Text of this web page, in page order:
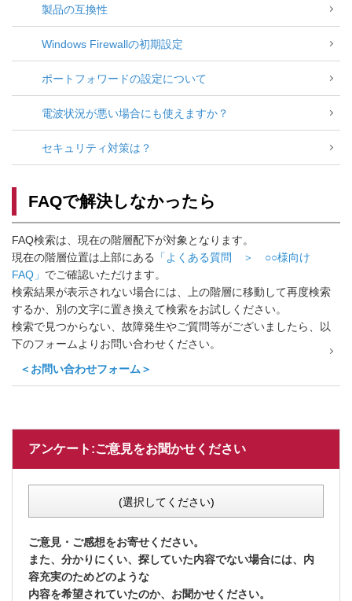
製品の互換性
Windows Firewallの初期設定
ポートフォワードの設定について
電波状況が悪い場合にも使えますか？
セキュリティ対策は？
FAQで解決しなかったら
FAQ検索は、現在の階層配下が対象となります。
現在の階層位置は上部にある
「よくある質問 ＞ ○○様向け
FAQ」 でご確認いただけます。
検索結果が表示されない場合には、上の階層に移動して再度検索
するか、別の文字に置き換えて検索をお試しください。
検索で見つからない、故障発生やご質問等がございましたら、以
下のフォームよりお問い合わせください。
＜お問い合わせフォーム＞
アンケート:ご意見をお聞かせください
(選択してください)
ご意見・ご感想をお寄せください。
また、分かりにくい、探していた内容でない場合には、内
容充実のためどのような
内容を希望されていたのか、お聞かせください。